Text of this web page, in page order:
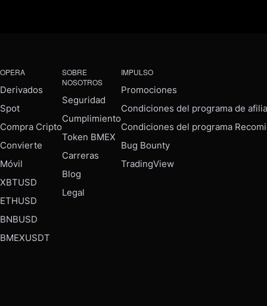
OPERA
Derivados
Spot
Compra Cripto
Convierte
Móvil
XBTUSD
ETHUSD
BNBUSD
BMEXUSDT
SOBRE
NOSOTROS
Seguridad
Cumplimiento
Token BMEX
Carreras
Blog
Legal
IMPULSO
Promociones
Condiciones del programa de
Condiciones del programa
Bug Bounty
TradingView